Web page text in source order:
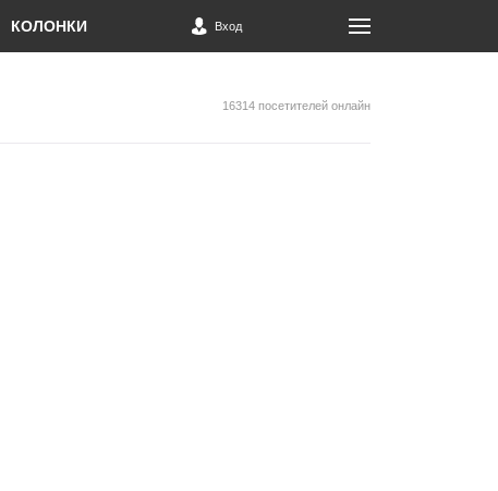
КОЛОНКИ Вход
16314 посетителей онлайн